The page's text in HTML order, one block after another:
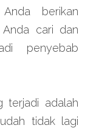
berikan
cari dan
penyebab
terjadi adalah
tidak lagi